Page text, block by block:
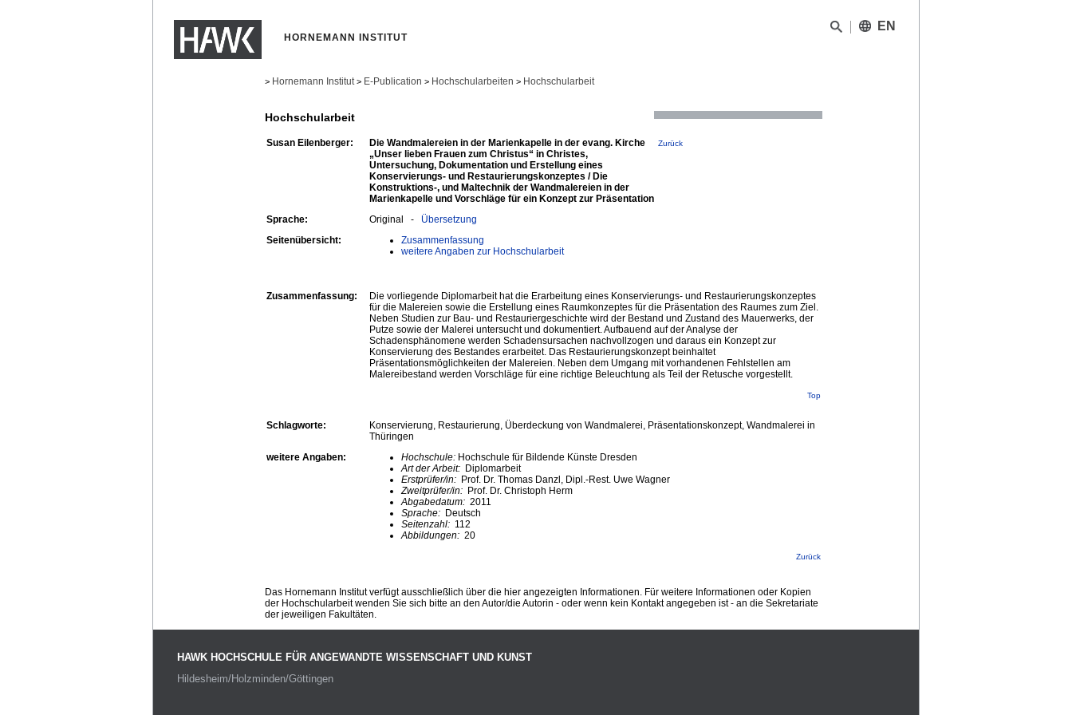
HORNEMANN INSTITUT
EN
> Hornemann Institut > E-Publication > Hochschularbeiten > Hochschularbeit
Hochschularbeit
Susan Eilenberger:
Die Wandmalereien in der Marienkapelle in der evang. Kirche
„Unser lieben Frauen zum Christus“ in Christes,
Untersuchung, Dokumentation und Erstellung eines
Konservierungs- und Restaurierungskonzeptes / Die
Konstruktions-, und Maltechnik der Wandmalereien in der
Marienkapelle und Vorschläge für ein Konzept zur Präsentation
Zurück
Sprache: Original - Übersetzung
Seitenübersicht:
Zusammenfassung
weitere Angaben zur Hochschularbeit
Zusammenfassung:
Die vorliegende Diplomarbeit hat die Erarbeitung eines Konservierungs- und Restaurierungskonzeptes
für die Malereien sowie die Erstellung eines Raumkonzeptes für die Präsentation des Raumes zum Ziel.
Neben Studien zur Bau- und Restauriergeschichte wird der Bestand und Zustand des Mauerwerks, der
Putze sowie der Malerei untersucht und dokumentiert. Aufbauend auf der Analyse der
Schadensphänomene werden Schadensursachen nachvollzogen und daraus ein Konzept zur
Konservierung des Bestandes erarbeitet. Das Restaurierungskonzept beinhaltet
Präsentationsmöglichkeiten der Malereien. Neben dem Umgang mit vorhandenen Fehlstellen am
Malereibestand werden Vorschläge für eine richtige Beleuchtung als Teil der Retusche vorgestellt.
Top
Schlagworte:
Konservierung, Restaurierung, Überdeckung von Wandmalerei, Präsentationskonzept, Wandmalerei in
Thüringen
weitere Angaben:
Hochschule: Hochschule für Bildende Künste Dresden
Art der Arbeit: Diplomarbeit
Erstprüfer/in: Prof. Dr. Thomas Danzl, Dipl.-Rest. Uwe Wagner
Zweitprüfer/in: Prof. Dr. Christoph Herm
Abgabedatum: 2011
Sprache: Deutsch
Seitenzahl: 112
Abbildungen: 20
Zurück
Das Hornemann Institut verfügt ausschließlich über die hier angezeigten Informationen. Für weitere Informationen oder Kopien
der Hochschularbeit wenden Sie sich bitte an den Autor/die Autorin - oder wenn kein Kontakt angegeben ist - an die Sekretariate
der jeweiligen Fakultäten.
HAWK HOCHSCHULE FÜR ANGEWANDTE WISSENSCHAFT UND KUNST
Hildesheim/Holzminden/Göttingen